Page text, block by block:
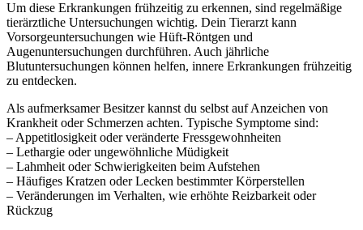
Um diese Erkrankungen frühzeitig zu erkennen, sind regelmäßige
tierärztliche Untersuchungen wichtig. Dein Tierarzt kann
Vorsorgeuntersuchungen wie Hüft-Röntgen und
Augenuntersuchungen durchführen. Auch jährliche
Blutuntersuchungen können helfen, innere Erkrankungen frühzeitig
zu entdecken.
Als aufmerksamer Besitzer kannst du selbst auf Anzeichen von
Krankheit oder Schmerzen achten. Typische Symptome sind:
– Appetitlosigkeit oder veränderte Fressgewohnheiten
– Lethargie oder ungewöhnliche Müdigkeit
– Lahmheit oder Schwierigkeiten beim Aufstehen
– Häufiges Kratzen oder Lecken bestimmter Körperstellen
– Veränderungen im Verhalten, wie erhöhte Reizbarkeit oder
Rückzug